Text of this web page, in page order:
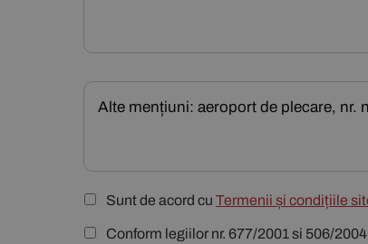
Sunt de acord cu Termenii și condițiile
Conform legiilor nr. 677/2001 si 506/